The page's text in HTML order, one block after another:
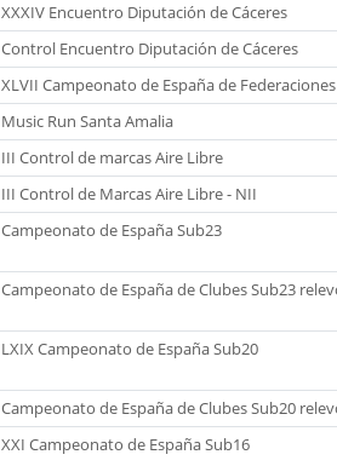
XXXIV Encuentro Diputación de Cáceres
Control Encuentro Diputación de Cáceres
XLVII Campeonato de España de
Music Run Santa Amalia
III Control de marcas Aire Libre
III Control de Marcas Aire Libre - NII
Campeonato de España Sub23
Campeonato de España de Clubes Sub23
LXIX Campeonato de España Sub20
Campeonato de España de Clubes Sub20
XXI Campeonato de España Sub16